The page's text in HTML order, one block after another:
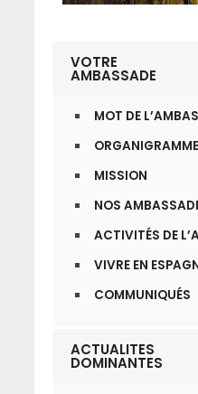
VOTRE
AMBASSADE
MOT DE
ORGANIGRAMME
MISSION
NOS
ACTIVITÉS DE
VIVRE EN
COMMUNIQUÉS
ACTUALITES
DOMINANTES